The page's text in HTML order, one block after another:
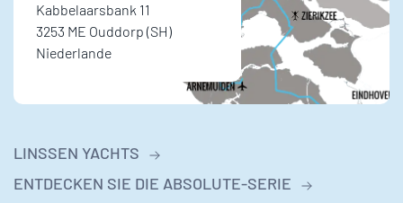
Kabbelaarsbank 11
3253 ME Ouddorp (SH)
Niederlande
LINSSEN YACHTS
ENTDECKEN SIE DIE ABSOLUTE-SERIE